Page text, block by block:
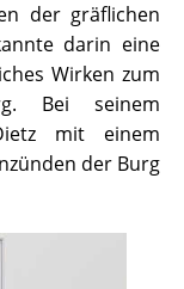
der gräflichen
darin eine
Wirken zum
Bei seinem
mit einem
der Burg